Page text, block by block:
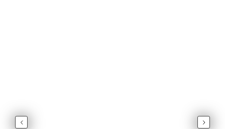
Previous Next